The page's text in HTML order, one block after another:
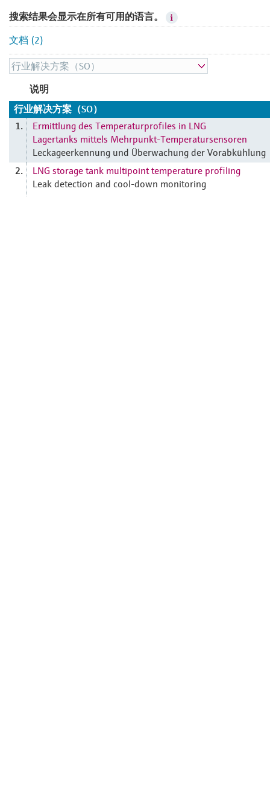
搜索结果会显示在所有可用的语言。
文档 (2)
说明
行业解决方案（SO）
1.
Ermittlung des Temperaturprofiles in LNG
Lagertanks mittels Mehrpunkt-Temperatursensoren
Leckageerkennung und Überwachung der Vorabkühlung
2.
LNG storage tank multipoint temperature profiling
Leak detection and cool-down monitoring